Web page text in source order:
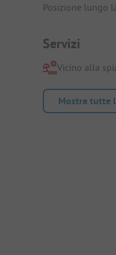
Posizione lungo
Servizi
Vicino alla
Mostra tutte